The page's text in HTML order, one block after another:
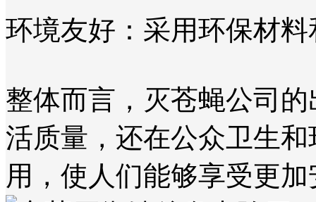
环境友好：采用环保材
整体而言，灭苍蝇公司
活质量，还在公众卫生
用，使人们能够享受更